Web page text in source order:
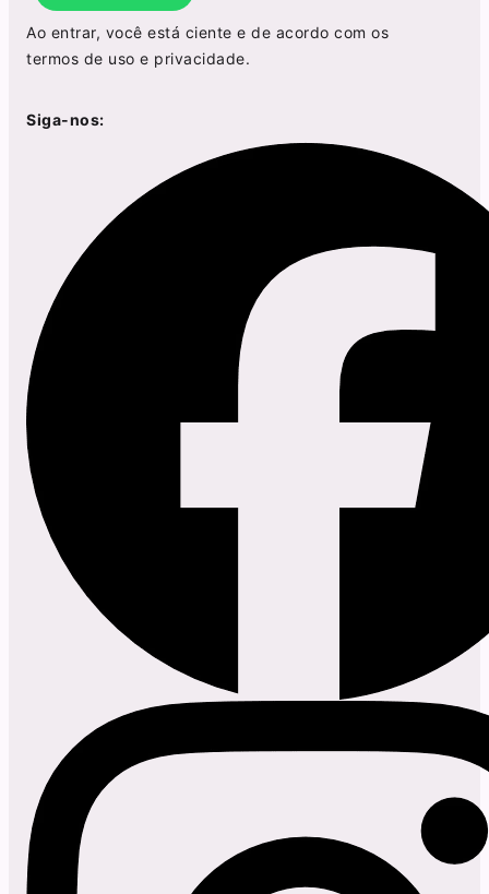
Ao entrar, você está ciente e de acordo com os
termos de uso e privacidade.
Siga-nos: